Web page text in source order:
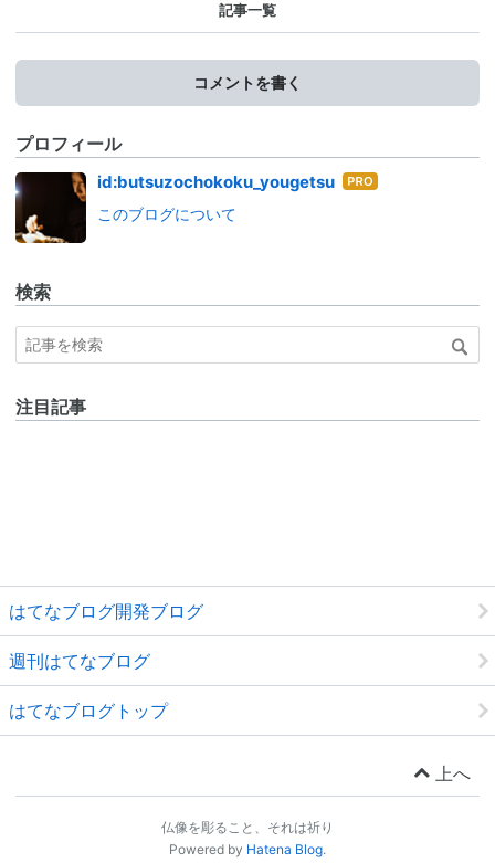
記事一覧
コメントを書く
プロフィール
id:butsuzochokoku_yougetsu はて
このブログについて
検索
注目記事
はてなブログ開発ブログ
週刊はてなブログ
はてなブログトップ
上へ
仏像を彫ること、それは祈り
Powered by Hatena Blog.